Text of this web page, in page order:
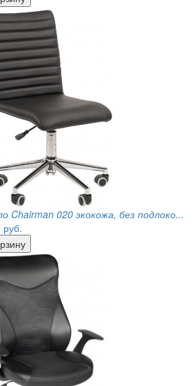
Chairman 020 экокожа, без подлоко...
руб.